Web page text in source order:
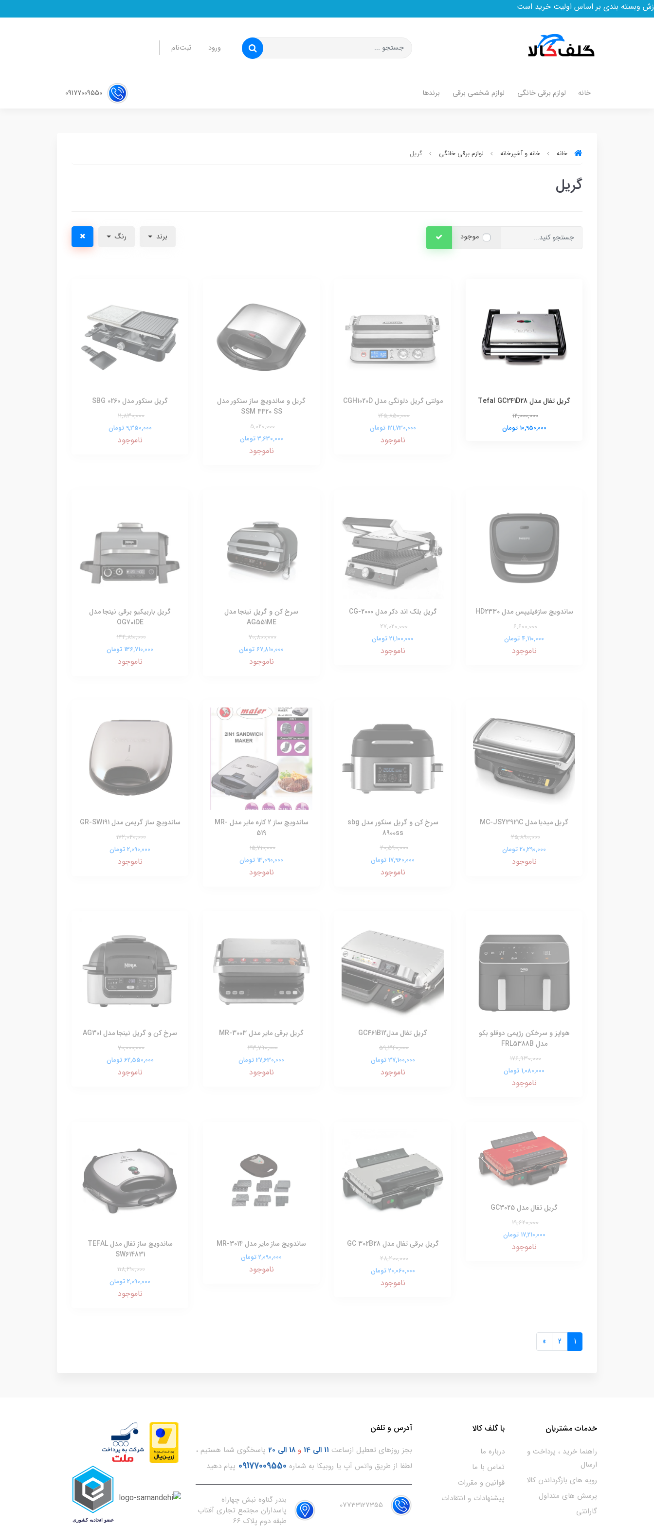
بر اساس اولیت خرید است
ورود ثبت‌نام
خانه لوازم برقی خانگی لوازم شخصی برقی برندها
خانه خانه و آشپرخانه لوازم برقی خانگی گریل
گریل
موجود برند رنگ
گریل تفال مدل Tefal GC241D28
12,000,000
10,950,000 تومان
مولتی گریل دلونگی مدل CGH1020D
145,850,000
121,730,000 تومان
ناموجود
گریل و ساندویچ ساز سنکور مدل
SSM 4420 SS
5,020,000
3,630,000 تومان
ناموجود
گریل سنکور مدل SBG 0260
11,830,000
9,350,000 تومان
ناموجود
ساندویچ سازفیلیپس مدل HD2330
6,600,000
4,110,000 تومان
ناموجود
گریل بلک اند دکر مدل CG-2000
27,020,000
21,100,000 تومان
ناموجود
سرخ کن و گریل نینجا مدل
AG551ME
70,800,000
67,810,000 تومان
ناموجود
گریل باربیکیو برقی نینجا مدل
OG701DE
144,810,000
136,710,000 تومان
ناموجود
گریل میدیا مدل MC-JSY3921C
25,890,000
20,290,000 تومان
ناموجود
سرخ کن و گریل سنکور مدل sbg
8900ss
20,590,000
17,960,000 تومان
ناموجود
ساندویچ ساز 2 کاره مایر مدل MR-
519
15,710,000
13,090,000 تومان
ناموجود
ساندویچ ساز گریمن مدل GR-SW191
172,020,000
2,090,000 تومان
ناموجود
هواپز و سرخکن رژیمی دوقلو بکو
مدل FRL5388B
176,930,000
1,080,000 تومان
ناموجود
گریل تفال مدلGC461B12
59,340,000
37,100,000 تومان
ناموجود
گریل برقی مایر مدل MR-3003
33,790,000
27,630,000 تومان
ناموجود
سرخ کن و گریل نینجا مدل AG301
70,000,000
62,550,000 تومان
ناموجود
گریل تفال مدل GC3025
19,620,000
17,210,000 تومان
ناموجود گریل برقی تفال مدل GC 302B28
28,200,000
20,060,000 تومان
ناموجود
ساندویچ ساز مایر مدل MR-3014
2,090,000 تومان
ناموجود
ساندویچ ساز تفال مدل TEFAL
SW614831
118,210,000
2,090,000 تومان
ناموجود
1
2
»
خدمات مشتریان
راهنما خرید ، پرداخت و
ارسال
رویه های بازگرداندن کالا
پرسش های متداول
گارانتی
با گلف کالا
درباره ما
تماس با ما
قوانین و مقررات
پیشنهادات و انتقادات
آدرس و تلفن
بجز روزهای تعطیل ازساعت 11 الی 14 و 18 الی 20
پاسخگوی شما هستیم ،
لطفا از طریق واتس آپ یا روبیکا به شماره 09177009550 پیام دهید
07733127355
بندر گناوه نبش چهاراه
پاسداران مجتمع تجاری آفتاب
طبقه دوم پلاک 66